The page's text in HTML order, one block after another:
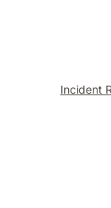
Incident